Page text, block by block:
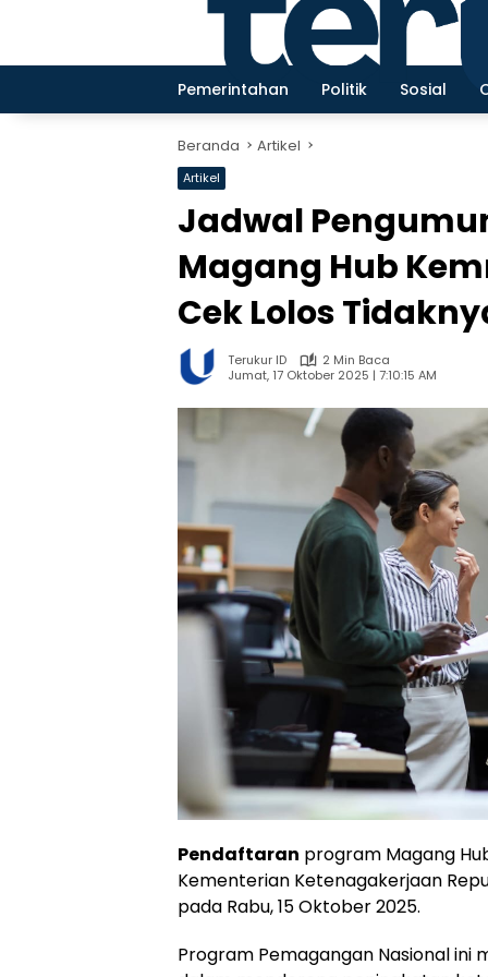
Pemerintahan Politik Sosial
Beranda Artikel
Artikel
Jadwal
Magang Hub
Cek Lolos
Terukur ID
2 Min Baca
Jumat, 17 Oktober 2025 | 7:10:15 AM
Pendaftaran program Magang
Kementerian Ketenagakerjaan
pada Rabu, 15 Oktober 2025.
Program Pemagangan Nasional